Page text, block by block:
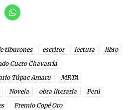
tiburones escritor lectura
libro
Cueto Chavarría
Túpac Amaru
MRTA
Novela obra literaria
Perú
Premio Copé Oro